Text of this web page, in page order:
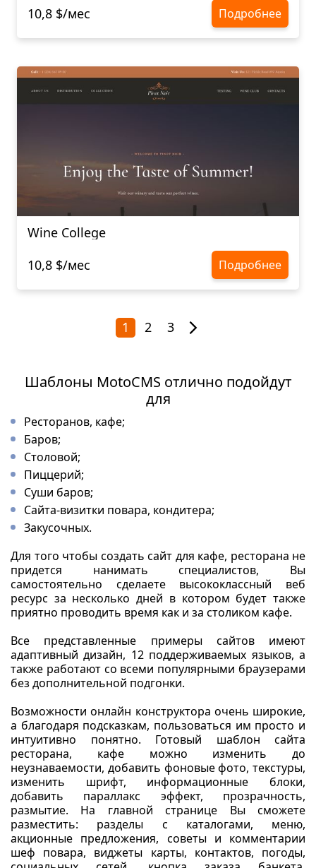
10,8 $/мес
Подробнее
Wine College
10,8 $/мес
Подробнее
1 2 3
Шаблоны MotoCMS отлично подойдут
для
Ресторанов, кафе;
Баров;
Столовой;
Пиццерий;
Суши баров;
Сайта-визитки повара, кондитера;
Закусочных.
Для того чтобы создать сайт для кафе, ресторана не
придется нанимать специалистов, Вы
самостоятельно сделаете высококлассный веб
ресурс за несколько дней в котором будет также
приятно проводить время как и за столиком кафе.
Все представленные примеры сайтов имеют
адаптивный дизайн, 12 поддерживаемых языков, а
также работают со всеми популярными браузерами
без дополнительной подгонки.
Возможности онлайн конструктора очень широкие,
а благодаря подсказкам, пользоваться им просто и
интуитивно понятно. Готовый шаблон сайта
ресторана, кафе можно изменить до
неузнаваемости, добавить фоновые фото, текстуры,
изменить шрифт, информационные блоки,
добавить параллакс эффект, прозрачность,
размытие. На главной странице Вы сможете
разместить: разделы с каталогами, меню,
акционные предложения, советы и комментарии
шеф повара, виджеты карты, контактов, погоды,